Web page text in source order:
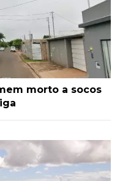
morto a socos